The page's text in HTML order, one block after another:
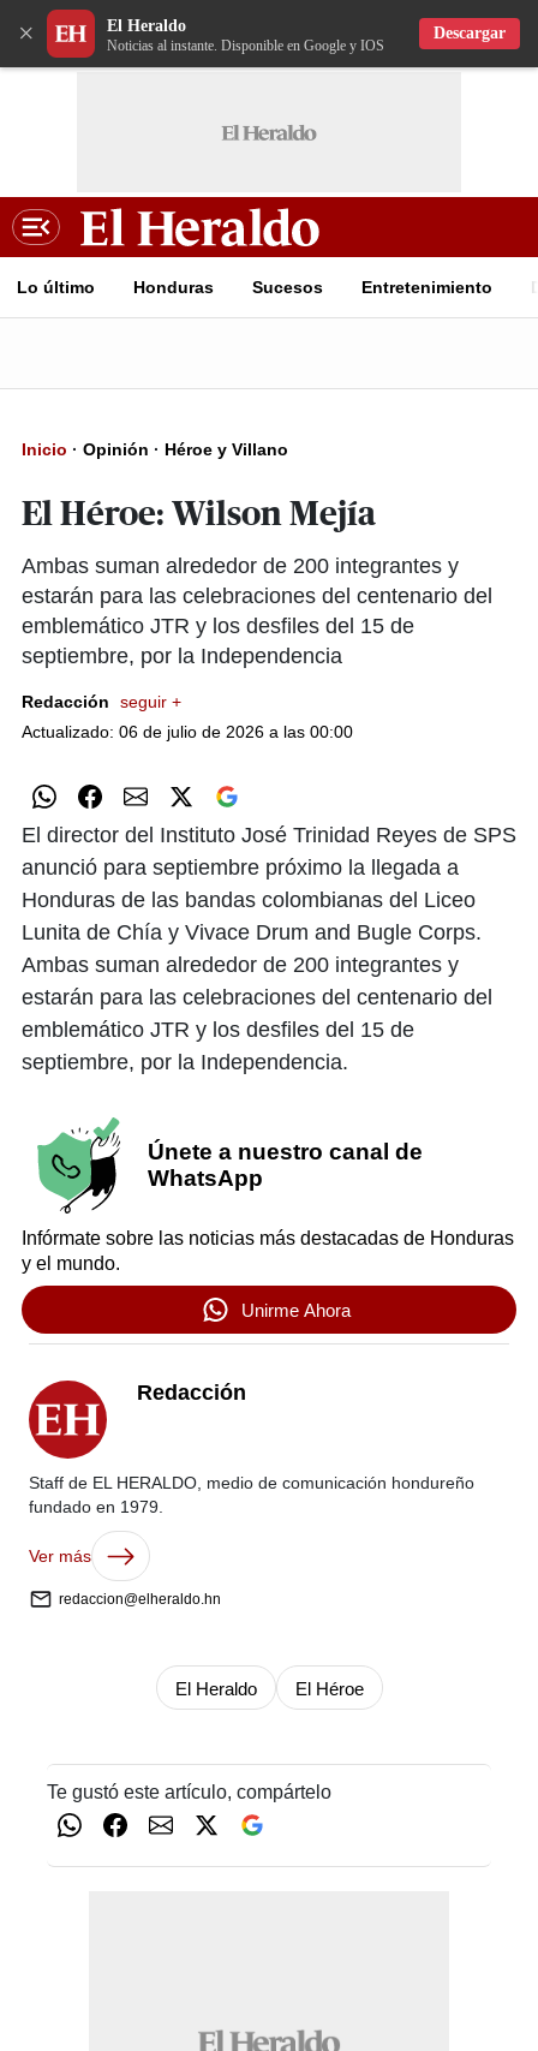
× El Heraldo
Noticias al instante. Disponible en Google y IOS
Descargar
Lo último Honduras Sucesos Entretenimiento
Inicio · Opinión · Héroe y Villano
El Héroe: Wilson Mejía
Ambas suman alrededor de 200 integrantes y
estarán para las celebraciones del centenario del
emblemático JTR y los desfiles del 15 de
septiembre, por la Independencia
Redacción
seguir +
Actualizado: 06 de julio de 2026 a las 00:00
El director del Instituto José Trinidad Reyes de SPS
anunció para septiembre próximo la llegada a
Honduras de las bandas colombianas del Liceo
Lunita de Chía y Vivace Drum and Bugle Corps.
Ambas suman alrededor de 200 integrantes y
estarán para las celebraciones del centenario del
emblemático JTR y los desfiles del 15 de
septiembre, por la Independencia.
Únete a nuestro canal de
WhatsApp
Infórmate sobre las noticias más destacadas de Honduras
y el mundo.
Unirme Ahora
Redacción
Staff de EL HERALDO, medio de comunicación hondureño
fundado en 1979.
Ver más
redaccion@elheraldo.hn
El Heraldo El Héroe
Te gustó este artículo, compártelo